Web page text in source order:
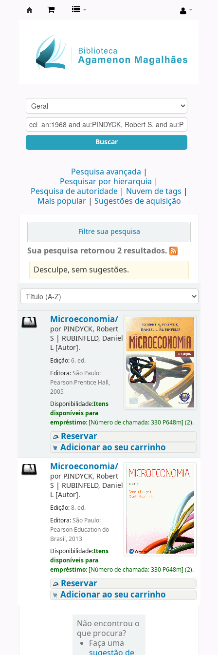
Agamenon
Magalhães
Buscar
Pesquisa avançada
Pesquisar por hierarquia
Pesquisa de autoridade
Nuvem de tags
Mais popular
Sugestões de aquisição
Filtre sua pesquisa
Sua pesquisa retornou 2 resultados.
Desculpe, sem sugestões.
Microeconomia/
por PINDYCK, Robert
S | RUBINFELD, Daniel
L[Autor].
Edição:6. ed.
Editora:São Paulo:
Pearson Prentice Hall,
2005
Disponibilidade:Itens
disponíveis para
empréstimo: [Número de chamada:330 P648m] (2).
Reservar
Adicionar ao seu carrinho
Microeconomia/
por PINDYCK, Robert
S | RUBINFELD, Daniel
L[Autor].
Edição:8. ed.
Editora:São Paulo:
Pearson Education do
Brasil, 2013
Disponibilidade:Itens
disponíveis para
empréstimo: [Número de chamada:330 P648m] (2).
Reservar
Adicionar ao seu carrinho
Não encontrou o
que procura?
Faça uma